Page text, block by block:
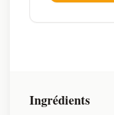
Ingrédients